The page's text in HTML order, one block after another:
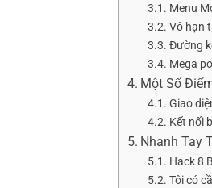
Menu
Vô hạn
Đường
Mega
Một Số
Giao
Kết nối
Nhanh Tay
Hack 8
Tôi có